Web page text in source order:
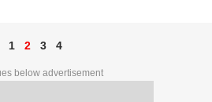
1 2 3 4
below advertisement